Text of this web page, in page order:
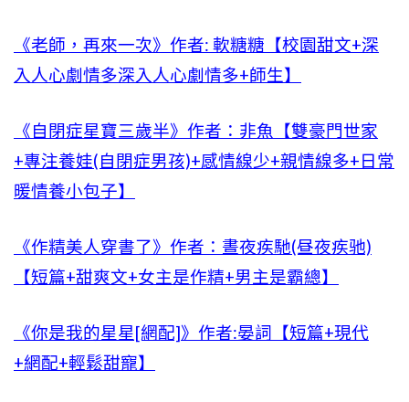
《老師，再來一次》作者: 軟糖糖【校園甜文+深
入人心劇情多深入人心劇情多+師生】
《自閉症星寶三歲半》作者：非魚【雙豪門世家
+專注養娃(自閉症男孩)+感情線少+親情線多+日常
暖情養小包子】
《作精美人穿書了》作者：晝夜疾馳(昼夜疾驰)
【短篇+甜爽文+女主是作精+男主是霸總】
《你是我的星星[網配]》作者:晏詞【短篇+現代
+網配+輕鬆甜寵】